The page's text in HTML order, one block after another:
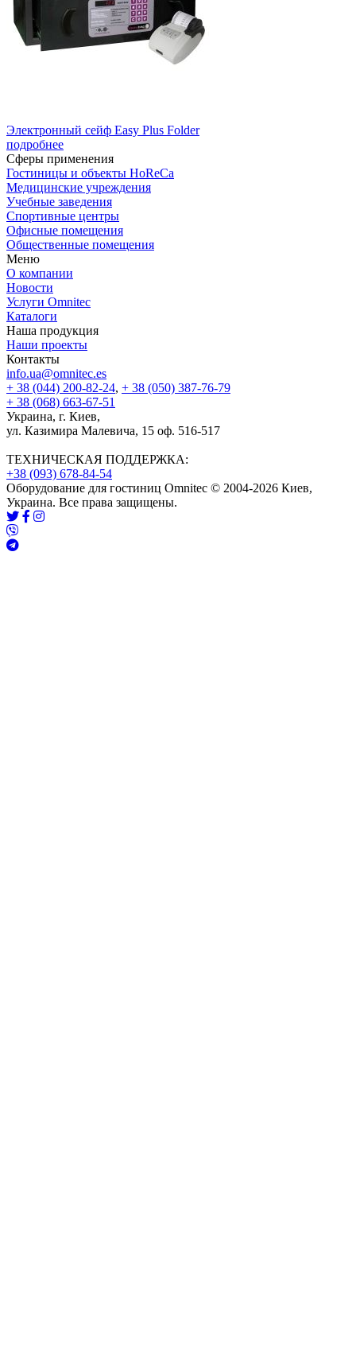
Электронный сейф Easy Plus Folder
подробнее
Сферы применения
Гостиницы и объекты HoReCa
Медицинские учреждения
Учебные заведения
Спортивные центры
Офисные помещения
Общественные помещения
Меню
О компании
Новости
Услуги Omnitec
Каталоги
Наша продукция
Наши проекты
Контакты
info.ua@omnitec.es
+ 38 (044) 200-82-24, + 38 (050) 387-76-79
+ 38 (068) 663-67-51
Украина, г. Киев,
ул. Казимира Малевича, 15 оф. 516-517
ТЕХНИЧЕСКАЯ ПОДДЕРЖКА:
+38 (093) 678-84-54
Оборудование для гостиниц Omnitec © 2004-2026 Киев,
Украина. Все права защищены.